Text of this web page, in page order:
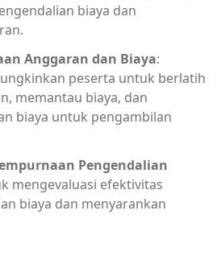
biaya dan
Anggaran dan Biaya:
peserta untuk berlatih
memantau biaya, dan
biaya untuk pengambilan
Pengendalian
mengevaluasi efektivitas
biaya dan menyarankan